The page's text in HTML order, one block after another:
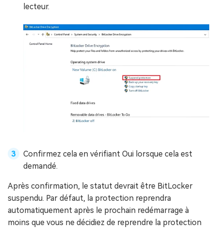
lecteur.
Confirmez cela en vérifiant Oui lorsque cela est
demandé.
Après confirmation, le statut devrait être BitLocker
suspendu. Par défaut, la protection reprendra
automatiquement après le prochain redémarrage à
moins que vous ne décidiez de reprendre la protection